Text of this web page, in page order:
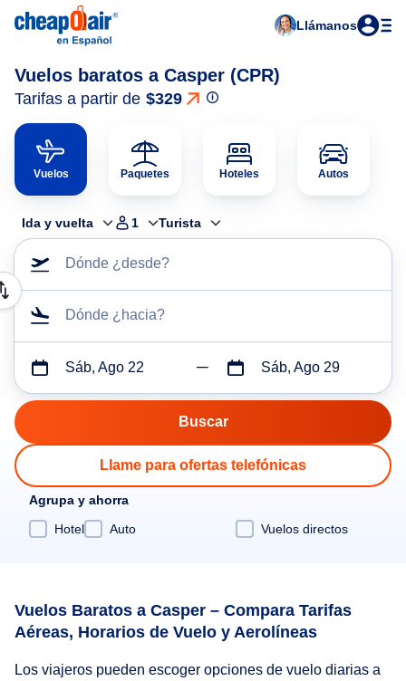
Llámanos
Vuelos baratos a Casper (CPR)
Tarifas a partir de $329
Vuelos Paquetes Hoteles Autos
Ida y vuelta 1 Turista
Dónde ¿desde?
Dónde ¿hacia?
Sáb, Ago 22 Sáb, Ago 29
Llame para ofertas telefónicas
Agrupa y ahorra
Hotel
Auto Vuelos directos
Vuelos Baratos a Casper – Compara Tarifas
Aéreas, Horarios de Vuelo y Aerolíneas
Los viajeros pueden escoger opciones de vuelo diarias a